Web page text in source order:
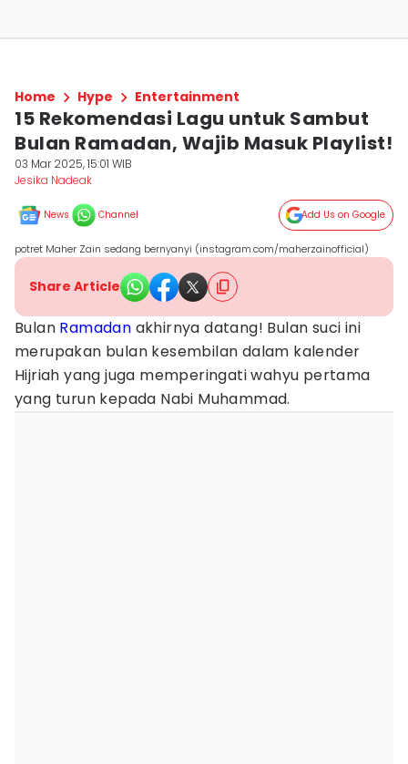
Home Hype Entertainment
15 Rekomendasi Lagu untuk Sambut
Bulan Ramadan, Wajib Masuk Playlist!
03 Mar 2025, 15:01 WIB
Jesika Nadeak
News Channel Add Us on Google
potret Maher Zain sedang bernyanyi (instagram.com/maherzainofficial)
Share Article
Bulan Ramadan akhirnya datang! Bulan suci ini
merupakan bulan kesembilan dalam kalender
Hijriah yang juga memperingati wahyu pertama
yang turun kepada Nabi Muhammad.